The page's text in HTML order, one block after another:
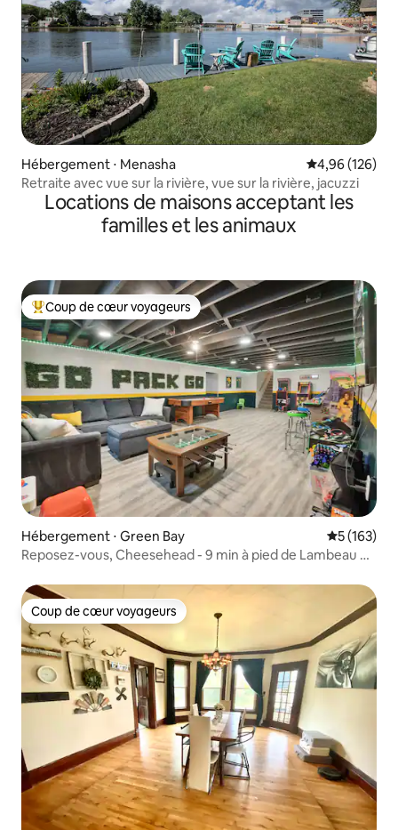
Hébergement ⋅ Menasha Évaluation
4,96 (126)
Retraite avec vue sur la rivière, vue sur la rivière, jacuzzi
Locations de maisons acceptant les
familles et les animaux
Coups de cœur voyageurs les plus appréciés
Coup de cœur voyageurs
Hébergement ⋅ Green Bay Évaluation
5 (163)
Reposez-vous, Cheesehead - 9 min à pied de Lambeau +
Coup de cœur voyageurs
Coup de cœur voyageurs